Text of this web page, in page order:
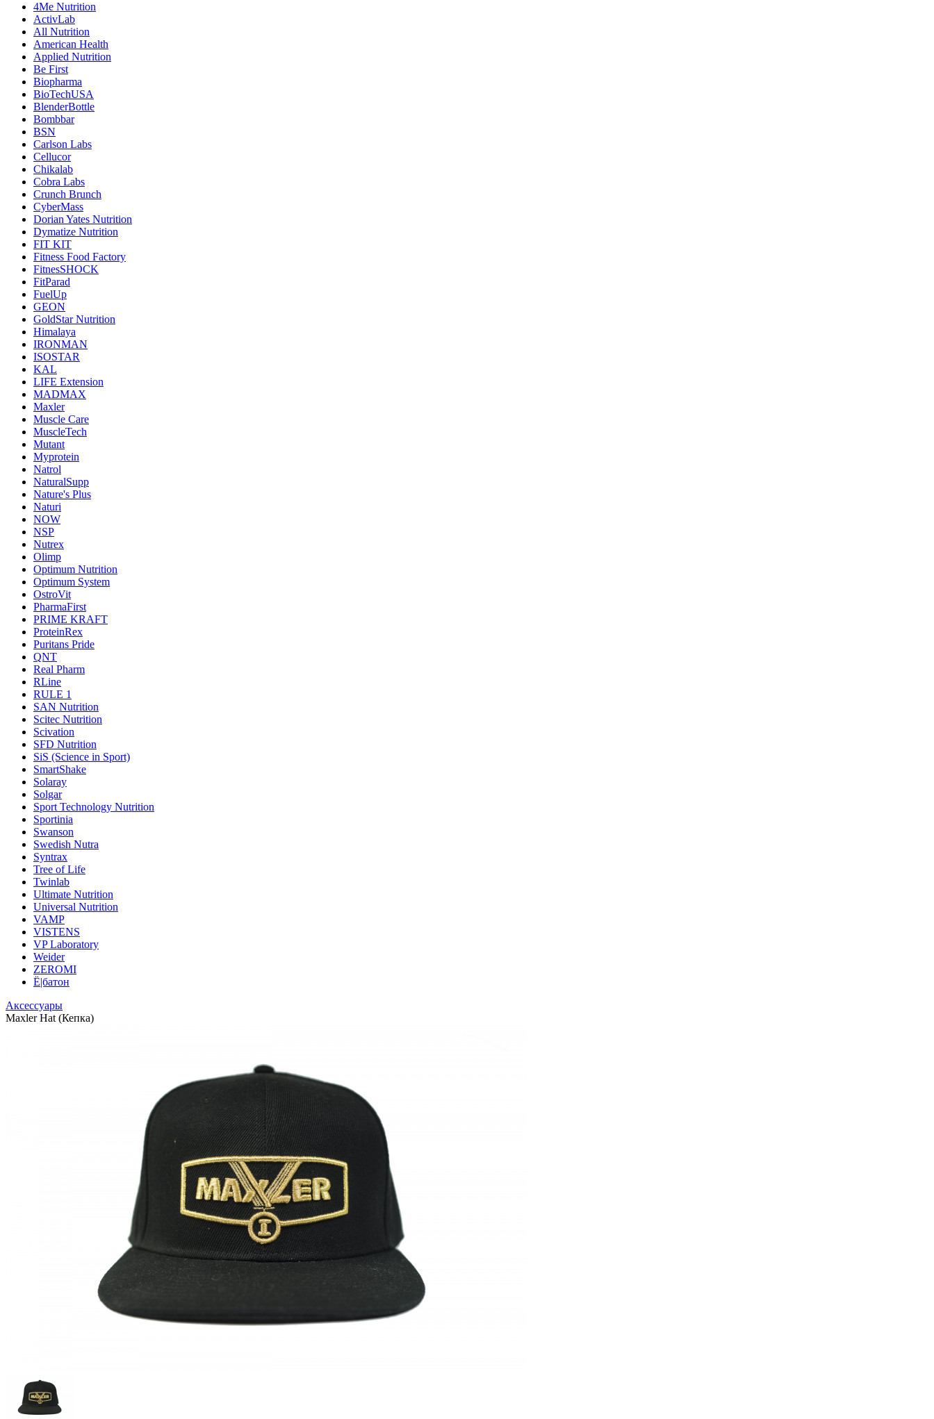
4Me Nutrition
ActivLab
All Nutrition
American Health
Applied Nutrition
Be First
Biopharma
BioTechUSA
BlenderBottle
Bombbar
BSN
Carlson Labs
Cellucor
Chikalab
Cobra Labs
Crunch Brunch
CyberMass
Dorian Yates Nutrition
Dymatize Nutrition
FIT KIT
Fitness Food Factory
FitnesSHOCK
FitParad
FuelUp
GEON
GoldStar Nutrition
Himalaya
IRONMAN
ISOSTAR
KAL
LIFE Extension
MADMAX
Maxler
Muscle Care
MuscleTech
Mutant
Myprotein
Natrol
NaturalSupp
Nature's Plus
Naturi
NOW
NSP
Nutrex
Olimp
Optimum Nutrition
Optimum System
OstroVit
PharmaFirst
PRIME KRAFT
ProteinRex
Puritans Pride
QNT
Real Pharm
RLine
RULE 1
SAN Nutrition
Scitec Nutrition
Scivation
SFD Nutrition
SiS (Science in Sport)
SmartShake
Solaray
Solgar
Sport Technology Nutrition
Sportinia
Swanson
Swedish Nutra
Syntrax
Tree of Life
Twinlab
Ultimate Nutrition
Universal Nutrition
VAMP
VISTENS
VP Laboratory
Weider
ZEROMI
Ё|батон
Аксессуары
Maxler Hat (Кепка)